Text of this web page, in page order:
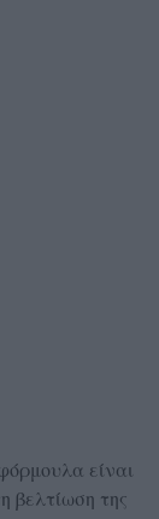
είναι
βελτίωση της